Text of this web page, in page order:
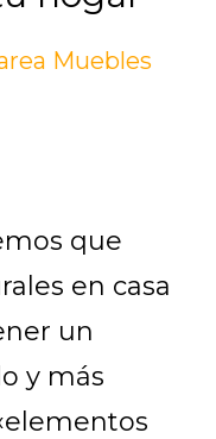
Muebles
que
en casa
un
y más